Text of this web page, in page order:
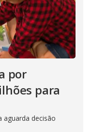
por
para
aguarda decisão